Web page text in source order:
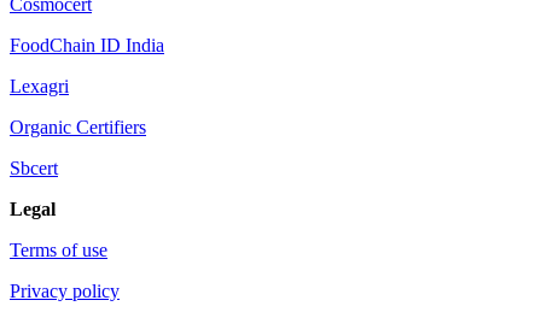
FoodChain ID India
Lexagri
Organic Certifiers
Sbcert
Legal
Terms of use
Privacy policy